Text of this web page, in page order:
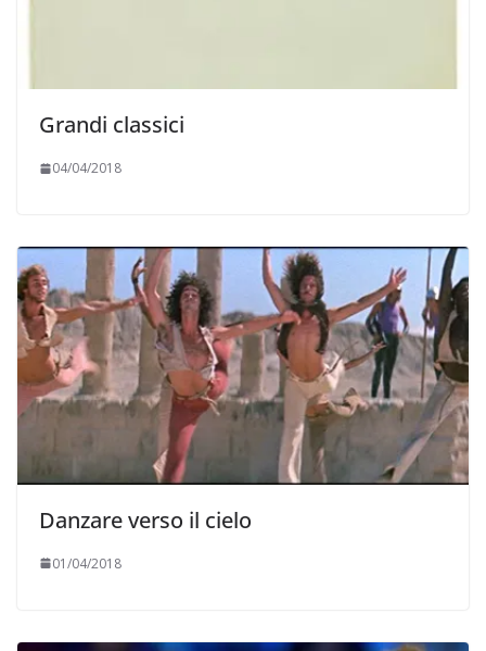
Grandi classici
04/04/2018
Danzare verso il cielo
01/04/2018